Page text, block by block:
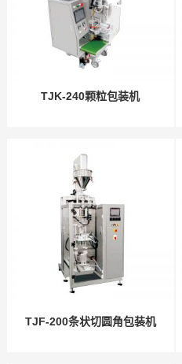
TJK-240颗粒包装机
TJF-200条状切圆角包装机